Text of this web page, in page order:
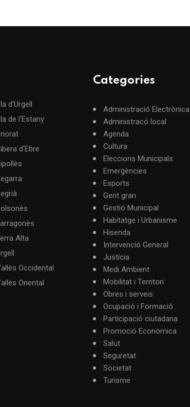
d'Urgell
de l'Estany
d'Ebre
Alta
Occidental
Oriental
Categories
Administració Electrònica
Administracó local
Agenda
Cultura
Eleccions Municipals
Emergències
Esports
Gent gran
Gestió Municipal
Habitatge i Urbanisme
Hisenda
Intervenció General
Justícia
Medi Ambient
Mobilitat i Territori
Obres i serveis
Ocupació i Formació
Participació ciutadana
Promoció Econòmica
Salut
Seguretat
Societat
Turisme